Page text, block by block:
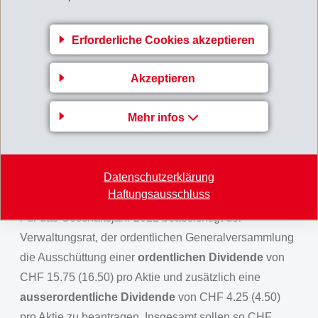
Erforderliche Cookies akzeptieren
Akzeptieren
Mehr infos
Datenschutzerklärung
Haftungsausschluss
der ganzen Lieferkette die Läger stark aufgebaut
wurden, folgten die Kunden 2022 der zunehmend
schwächeren Konjunktur, reduzierten die Läger zur
Liquiditätsgewinnung und verhängten ausgedehnte
Betriebsferien.
Der Nettogewinn erreichte CHF 535 Mio. (553) und
entspricht dem zweitbesten Resultat in der
langjährigen Firmengeschichte. Der Gewinn pro Aktie
belief sich auf CHF 22.75 (23.53).
Für das Geschäftsjahr 2022 beabsichtigt der
Verwaltungsrat, der ordentlichen Generalversammlung
die Ausschüttung einer ordentlichen Dividende von
CHF 15.75 (16.50) pro Aktie und zusätzlich eine
ausserordentliche Dividende von CHF 4.25 (4.50)